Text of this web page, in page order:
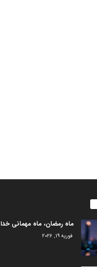
ماه رمضان، ماه مهمانی خدا
فوریه 19, 2026